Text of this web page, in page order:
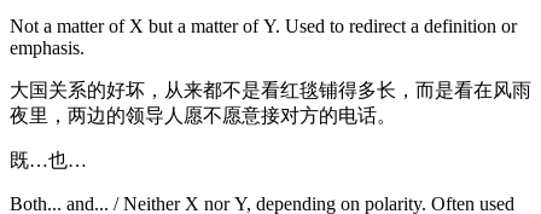
Not a matter of X but a matter of Y. Used to redirect a definition or
emphasis.
大国关系的好坏，从来都不是看红毯铺得多长，而是看在风雨
夜里，两边的领导人愿不愿意接对方的电话。
既…也…
Both... and... / Neither X nor Y, depending on polarity. Often used